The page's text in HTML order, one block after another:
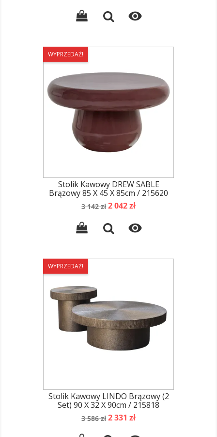

WYPRZEDAŻ!
Stolik Kawowy DREW SABLE
Brązowy 85 X 45 X 85cm / 215620
Cena
3 142 zł Cena
2 042 zł

WYPRZEDAŻ!
Stolik Kawowy LINDO Brązowy (2
Set) 90 X 32 X 90cm / 215818
Cena
3 586 zł Cena
2 331 zł